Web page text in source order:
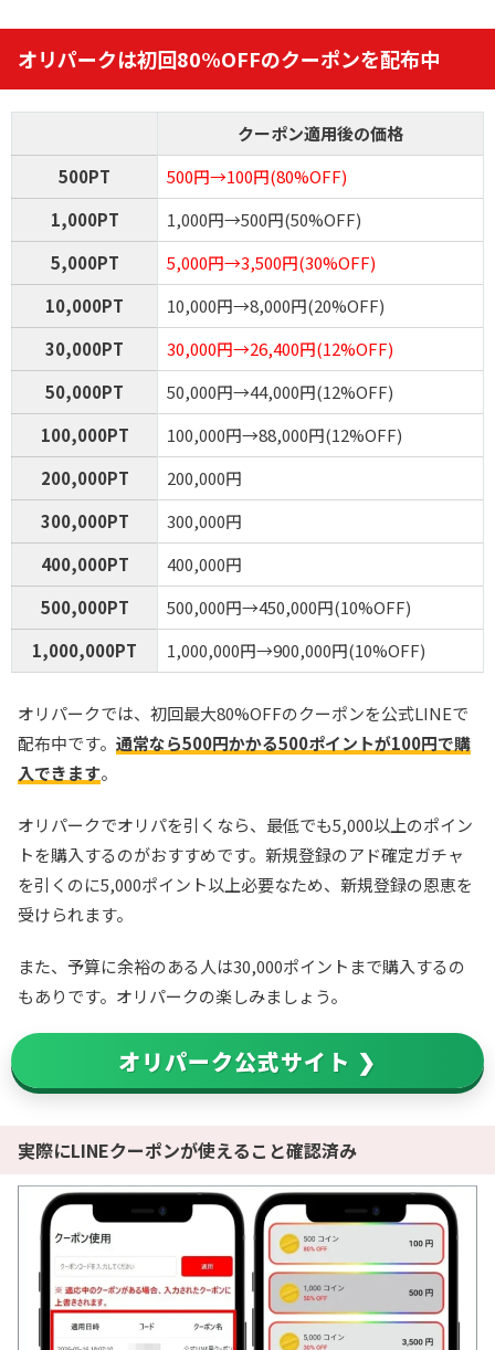
オリパークは初回80%OFFのクーポンを配布中
クーポン適用後の価格
500PT
500円→100円(80%OFF)
1,000PT
1,000円→500円(50%OFF)
5,000PT
5,000円→3,500円(30%OFF)
10,000PT
10,000円→8,000円(20%OFF)
30,000PT
30,000円→26,400円(12%OFF)
50,000PT
50,000円→44,000円(12%OFF)
100,000PT
100,000円→88,000円(12%OFF)
200,000PT
200,000円
300,000PT
300,000円
400,000PT
400,000円
500,000PT
500,000円→450,000円(10%OFF)
1,000,000PT
1,000,000円→900,000円(10%OFF)
オリパークでは、初回最大80%OFFのクーポンを公式LINEで
配布中です。 通常なら500円かかる500ポイントが100円で購
入できます。
オリパークでオリパを引くなら、最低でも5,000以上のポイン
トを購入するのがおすすめです。新規登録のアド確定ガチャ
を引くのに5,000ポイント以上必要なため、新規登録の恩恵を
受けられます。
また、予算に余裕のある人は30,000ポイントまで購入するの
もありです。オリパークの楽しみましょう。
オリパーク公式サイト ❯
実際にLINEクーポンが使えること確認済み